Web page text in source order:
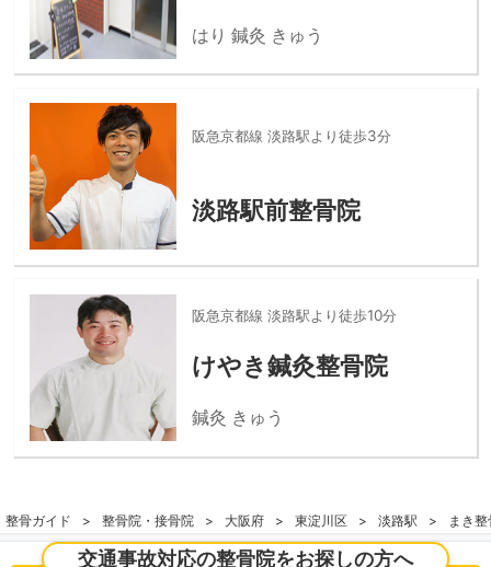
はり 鍼灸 きゅう
阪急京都線 淡路駅より徒歩3分
淡路駅前整骨院
阪急京都線 淡路駅より徒歩10分
けやき鍼灸整骨院
鍼灸 きゅう
整骨ガイド 整骨院・接骨院 大阪府 東淀川区 淡路駅 まき
交通事故対応の整骨院をお探しの方へ